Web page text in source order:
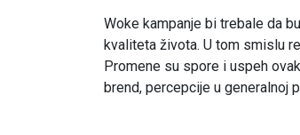
Woke kampanje bi trebale da
kvaliteta života. U tom smislu
Promene su spore i uspeh
brend, percepcije u generalnoj